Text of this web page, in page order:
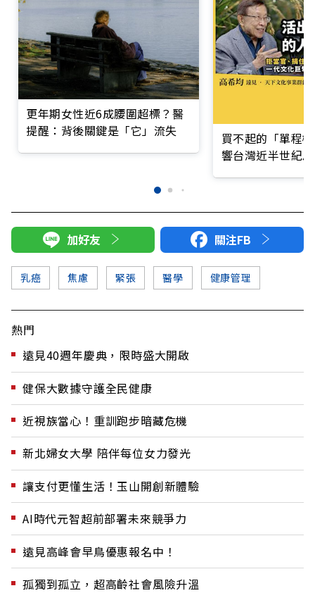
更年期女性近6成腰圍超標？醫
提醒：背後關鍵是「它」流失
買不起的「單程
響台灣近半世紀
加好友 關注FB
乳癌 焦慮 緊張 醫學 健康管理
熱門
遠見40週年慶典，限時盛大開啟
健保大數據守護全民健康
近視族當心！重訓跑步暗藏危機
新北婦女大學 陪伴每位女力發光
讓支付更懂生活！玉山開創新體驗
AI時代元智超前部署未來競爭力
遠見高峰會早鳥優惠報名中！
孤獨到孤立，超高齡社會風險升溫